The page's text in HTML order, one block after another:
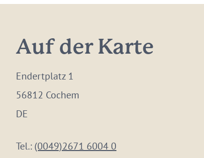
Auf der Karte
Endertplatz 1
56812 Cochem
DE
Tel.: (0049)2671 6004 0